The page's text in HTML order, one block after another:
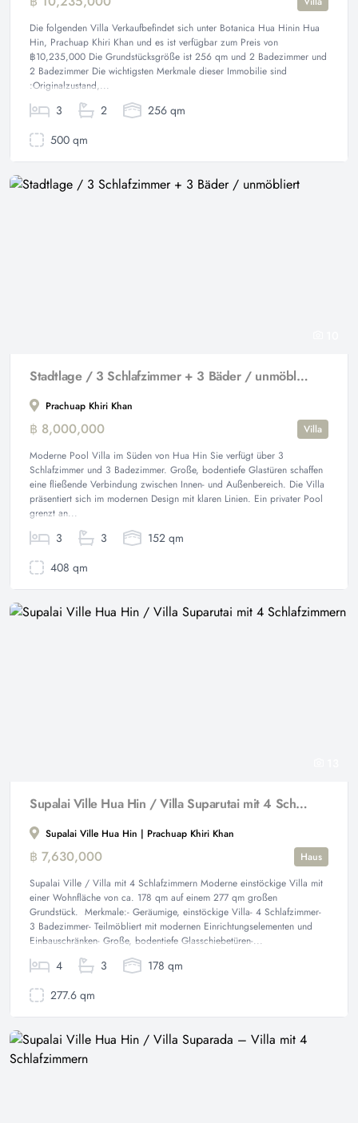
Die folgenden Villa Verkaufbefindet sich unter Botanica Hua Hinin Hua
Hin, Prachuap Khiri Khan und es ist verfügbar zum Preis von
฿10,235,000 Die Grundstücksgröße ist 256 qm und 2 Badezimmer und
2 Badezimmer Die wichtigsten Merkmale dieser Immobilie sind
:Originalzustand,...
3 2
256 qm
500 qm
Stadtlage / 3 Schlafzimmer + 3 Bäder / unmöbliert
Prachuap Khiri Khan
฿ 8,000,000
Villa
Moderne Pool Villa im Süden von Hua Hin Sie verfügt über 3
Schlafzimmer und 3 Badezimmer. Große, bodentiefe Glastüren schaffen
eine fließende Verbindung zwischen Innen- und Außenbereich. Die Villa
präsentiert sich im modernen Design mit klaren Linien. Ein privater Pool
grenzt an...
3 3
152 qm
408 qm
Supalai Ville Hua Hin / Villa Suparutai mit 4 Schlafzimmern
Supalai Ville Hua Hin | Prachuap Khiri Khan
฿ 7,630,000
Haus
Supalai Ville / Villa mit 4 Schlafzimmern Moderne einstöckige Villa mit
einer Wohnfläche von ca. 178 qm auf einem 277 qm großen
Grundstück. Merkmale:- Geräumige, einstöckige Villa- 4 Schlafzimmer-
3 Badezimmer- Teilmöbliert mit modernen Einrichtungselementen und
Einbauschränken- Große, bodentiefe Glasschiebetüren-...
4 3
178 qm
277.6 qm